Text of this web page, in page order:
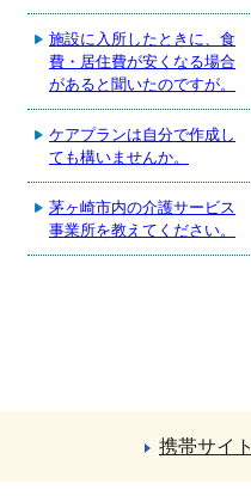
施設に入所したときに、食
費・居住費が安くなる場合
があると聞いたのですが。
ケアプランは自分で作成し
ても構いませんか。
茅ヶ崎市内の介護サービス
事業所を教えてください。
携帯サイト